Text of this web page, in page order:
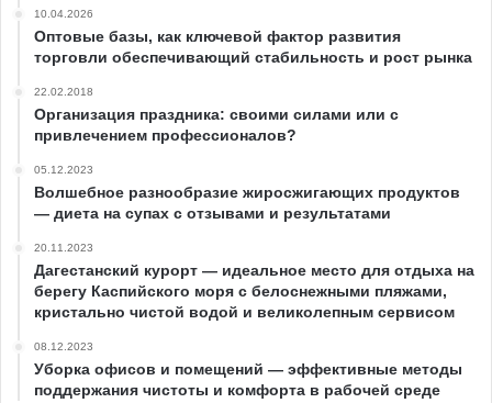
10.04.2026
Оптовые базы, как ключевой фактор развития
торговли обеспечивающий стабильность и рост рынка
22.02.2018
Организация праздника: своими силами или с
привлечением профессионалов?
05.12.2023
Волшебное разнообразие жиросжигающих продуктов
— диета на супах с отзывами и результатами
20.11.2023
Дагестанский курорт — идеальное место для отдыха на
берегу Каспийского моря с белоснежными пляжами,
кристально чистой водой и великолепным сервисом
08.12.2023
Уборка офисов и помещений — эффективные методы
поддержания чистоты и комфорта в рабочей среде